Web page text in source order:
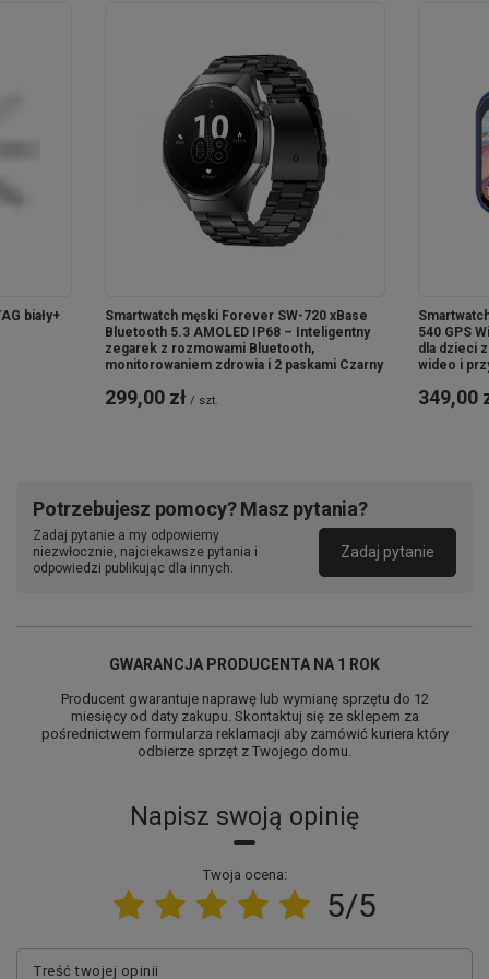
Rozświetla pokój po
przebudzeniu
być o wiele łatwiejsze dzięki lampce z wbudowanym
jest potrzebna, zapewniając bezpieczne i delikatne
oświetlenie drogi po zmroku. To idealne rozwiązanie dla
małych dzieci oraz dorosłych, którzy nie chcą zakłócać
snu domownikom intensywnym światłem.
biały+
Smartwatch męski Forever SW-720 xBase
Bluetooth 5.3 AMOLED IP68 – Inteligentny
zegarek z rozmowami Bluetooth,
monitorowaniem zdrowia i 2 paskami Czarny
299,00 zł / szt.
540 GPS
dla dzieci
wideo i
349,00
Potrzebujesz pomocy? Masz pytania?
Zadaj pytanie a my odpowiemy
niezwłocznie, najciekawsze pytania i
odpowiedzi publikując dla innych.
Zadaj pytanie
GWARANCJA PRODUCENTA NA 1 ROK
Producent gwarantuje naprawę lub wymianę sprzętu do 12
miesięcy od daty zakupu. Skontaktuj się ze sklepem za
pośrednictwem formularza reklamacji aby zamówić kuriera który
odbierze sprzęt z Twojego domu.
Napisz swoją opinię
Twoja ocena:
5/5
Treść twojej opinii